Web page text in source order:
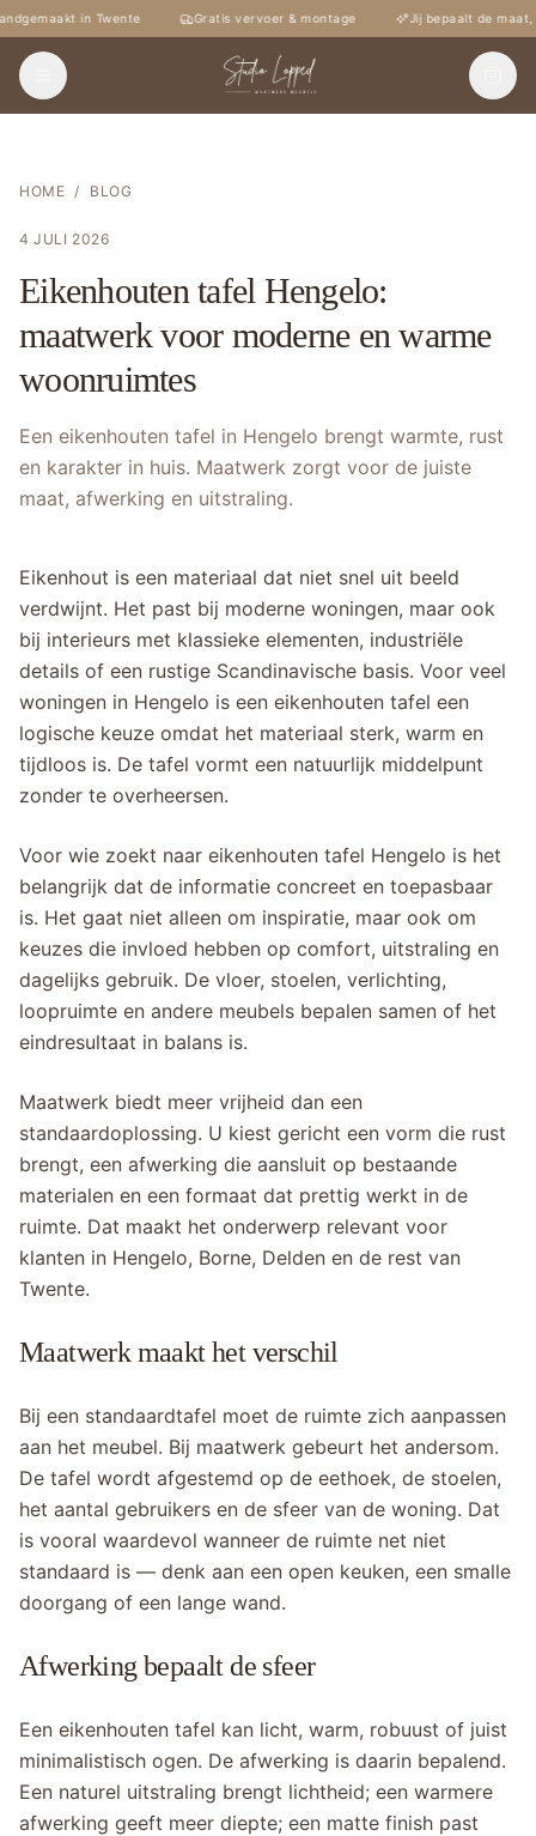
in Twente Gratis vervoer & montage Jij bepaalt de maat,
HOME / BLOG
4 JULI 2026
Eikenhouten tafel Hengelo:
maatwerk voor moderne en warme
woonruimtes
Een eikenhouten tafel in Hengelo brengt warmte, rust
en karakter in huis. Maatwerk zorgt voor de juiste
maat, afwerking en uitstraling.
Eikenhout is een materiaal dat niet snel uit beeld
verdwijnt. Het past bij moderne woningen, maar ook
bij interieurs met klassieke elementen, industriële
details of een rustige Scandinavische basis. Voor veel
woningen in Hengelo is een eikenhouten tafel een
logische keuze omdat het materiaal sterk, warm en
tijdloos is. De tafel vormt een natuurlijk middelpunt
zonder te overheersen.
Voor wie zoekt naar eikenhouten tafel Hengelo is het
belangrijk dat de informatie concreet en toepasbaar
is. Het gaat niet alleen om inspiratie, maar ook om
keuzes die invloed hebben op comfort, uitstraling en
dagelijks gebruik. De vloer, stoelen, verlichting,
loopruimte en andere meubels bepalen samen of het
eindresultaat in balans is.
Maatwerk biedt meer vrijheid dan een
standaardoplossing. U kiest gericht een vorm die rust
brengt, een afwerking die aansluit op bestaande
materialen en een formaat dat prettig werkt in de
ruimte. Dat maakt het onderwerp relevant voor
klanten in Hengelo, Borne, Delden en de rest van
Twente.
Maatwerk maakt het verschil
Bij een standaardtafel moet de ruimte zich aanpassen
aan het meubel. Bij maatwerk gebeurt het andersom.
De tafel wordt afgestemd op de eethoek, de stoelen,
het aantal gebruikers en de sfeer van de woning. Dat
is vooral waardevol wanneer de ruimte net niet
standaard is — denk aan een open keuken, een smalle
doorgang of een lange wand.
Afwerking bepaalt de sfeer
Een eikenhouten tafel kan licht, warm, robuust of juist
minimalistisch ogen. De afwerking is daarin bepalend.
Een naturel uitstraling brengt lichtheid; een warmere
afwerking geeft meer diepte; een matte finish past